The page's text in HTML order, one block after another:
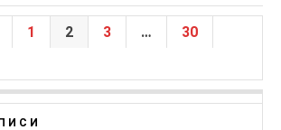
a
m
1 2 3 …
30